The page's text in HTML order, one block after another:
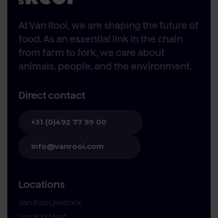
At Van Rooi, we are shaping the future of
food. As an essential link in the chain
from farm to fork, we care about
animals, people, and the environment.
Direct contact
+31 (0)492 77 99 00
info@vanrooi.com
Locations
Van Rooi Livestock